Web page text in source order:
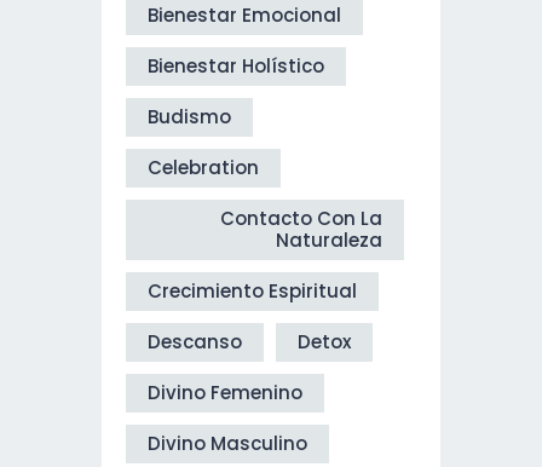
Bienestar Emocional
Bienestar Holístico
Budismo
Celebration
Contacto Con La
Naturaleza
Crecimiento Espiritual
Descanso
Detox
Divino Femenino
Divino Masculino